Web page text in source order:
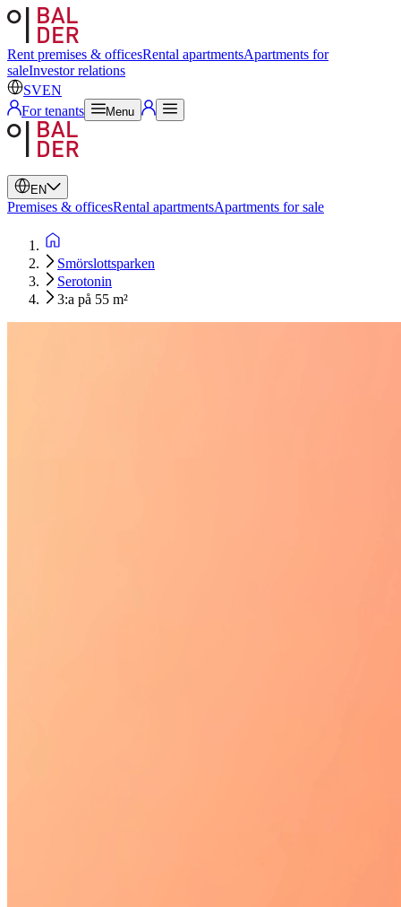
Rent premises & officesRental apartmentsApartments for
saleInvestor relations
SVEN
For tenants
Menu
EN
Swedish
English
Premises & officesRental apartmentsApartments for sale
Smörslottsparken
Serotonin
3:a på 55 m²